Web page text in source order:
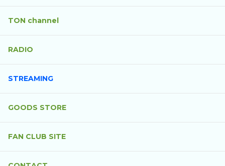
TON channel
RADIO
STREAMING
GOODS STORE
FAN CLUB SITE